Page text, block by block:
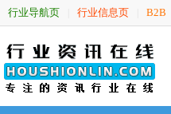
行业导航页 行业信息页 B2B